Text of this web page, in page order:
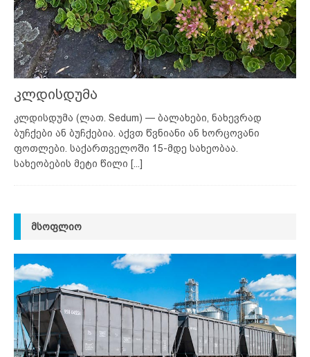
კლდისდუმა
კლდისდუმა (ლათ. Sedum) — ბალახები, ნახევრად
ბუჩქები ან ბუჩქებია. აქვთ წვნიანი ან ხორცოვანი
ფოთლები. საქართველოში 15-მდე სახეობაა.
სახეობების მეტი წილი [...]
ᲛᲡᲝᲤᲚᲘᲝ